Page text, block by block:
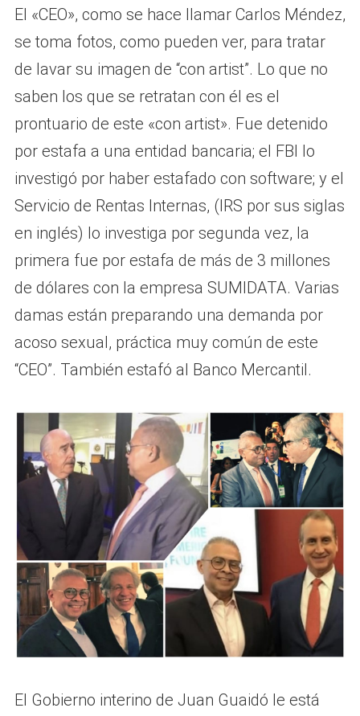
EI «CEO», como se hace llamar Carlos Méndez,
se toma fotos, como pueden ver, para tratar
de lavar su imagen de “con artist”. Lo que no
saben los que se retratan con él es el
prontuario de este «con artist». Fue detenido
por estafa a una entidad bancaria; el FBI lo
investigó por haber estafado con software; y el
Servicio de Rentas Internas, (IRS por sus siglas
en inglés) lo investiga por segunda vez, la
primera fue por estafa de más de 3 millones
de dólares con la empresa SUMIDATA. Varias
damas están preparando una demanda por
acoso sexual, práctica muy común de este
“CEO”. También estafó al Banco Mercantil.
El Gobierno interino de Juan Guaidó le está